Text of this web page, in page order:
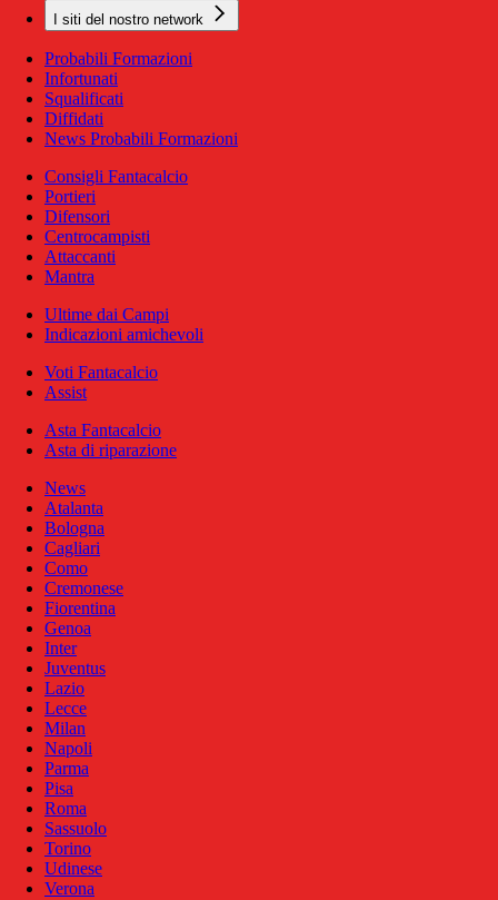
I siti del nostro network
Probabili Formazioni
Infortunati
Squalificati
Diffidati
News Probabili Formazioni
Consigli Fantacalcio
Portieri
Difensori
Centrocampisti
Attaccanti
Mantra
Ultime dai Campi
Indicazioni amichevoli
Voti Fantacalcio
Assist
Asta Fantacalcio
Asta di riparazione
News
Atalanta
Bologna
Cagliari
Como
Cremonese
Fiorentina
Genoa
Inter
Juventus
Lazio
Lecce
Milan
Napoli
Parma
Pisa
Roma
Sassuolo
Torino
Udinese
Verona